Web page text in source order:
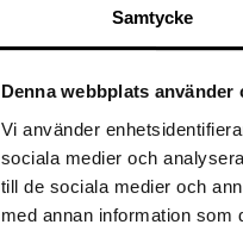
Samtycke
Denna webbplats använder
Vi använder
sociala medier och
till de sociala medier och
med annan information som
ALE - on aika
Tartu
Ale on
Näe